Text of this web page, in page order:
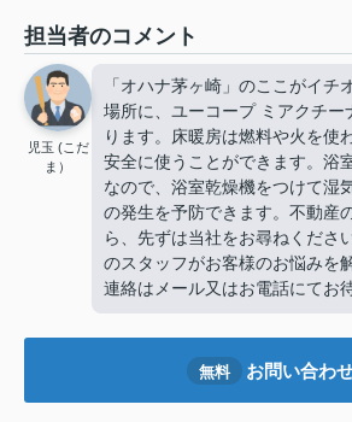
担当者のコメント
児玉 (こだ
ま）
「オハナ茅ヶ崎」のここがイチ
場所に、ユーコープ ミアクチー
ります。床暖房は燃料や火を使
安全に使うことができます。浴
なので、浴室乾燥機をつけて湿
の発生を予防できます。不動産
ら、先ずは当社をお尋ねくださ
のスタッフがお客様のお悩みを
連絡はメール又はお電話にてお
無料 お問い合わ